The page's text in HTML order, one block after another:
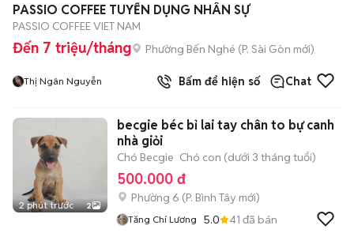
PASSIO COFFEE TUYỂN DỤNG NHÂN SỰ
PASSIO COFFEE VIET NAM
Đến 7 triệu/tháng Phường Bến Nghé (P. Sài Gòn mới)
Thị Ngân Nguyễn Bấm để hiện số Chat
2 phút trước 2
becgie béc bỉ lai tay chân to bự canh
nhà giỏi
Chó Becgie Chó con (dưới 3 tháng tuổi)
500.000 đ
Phường 6 (P. Bình Tây mới)
Tăng Chí Lương 5.0 41 đã bán